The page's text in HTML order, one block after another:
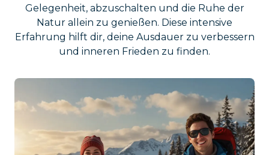
Gelegenheit, abzuschalten und die Ruhe der
Natur allein zu genießen. Diese intensive
Erfahrung hilft dir, deine Ausdauer zu verbessern
und inneren Frieden zu finden.